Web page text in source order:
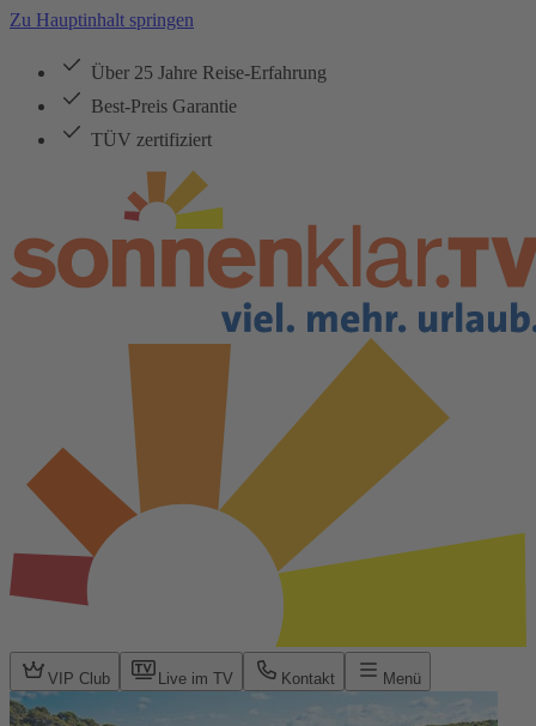
Zu Hauptinhalt springen
Über 25 Jahre Reise-Erfahrung
Best-Preis Garantie
TÜV zertifiziert
VIP Club Live im TV Kontakt Menü